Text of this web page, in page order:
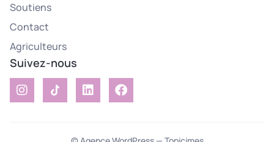
Soutiens
Contact
Agriculteurs
Suivez-nous